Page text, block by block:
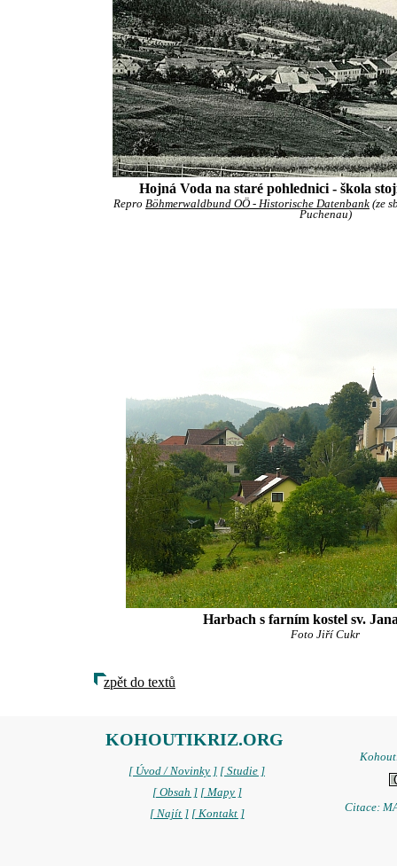
Hojná Voda na staré pohlednici - škola
Repro Böhmerwaldbund OÖ - Historische Datenbank (ze
Puchenau)
Harbach s farním kostel sv.
Foto Jiří Cukr
zpět do textů
KOHOUTIKRIZ.ORG
[ Úvod / Novinky ] [ Studie ]
[ Obsah ] [ Mapy ]
[ Najít ] [ Kontakt ] Citace: